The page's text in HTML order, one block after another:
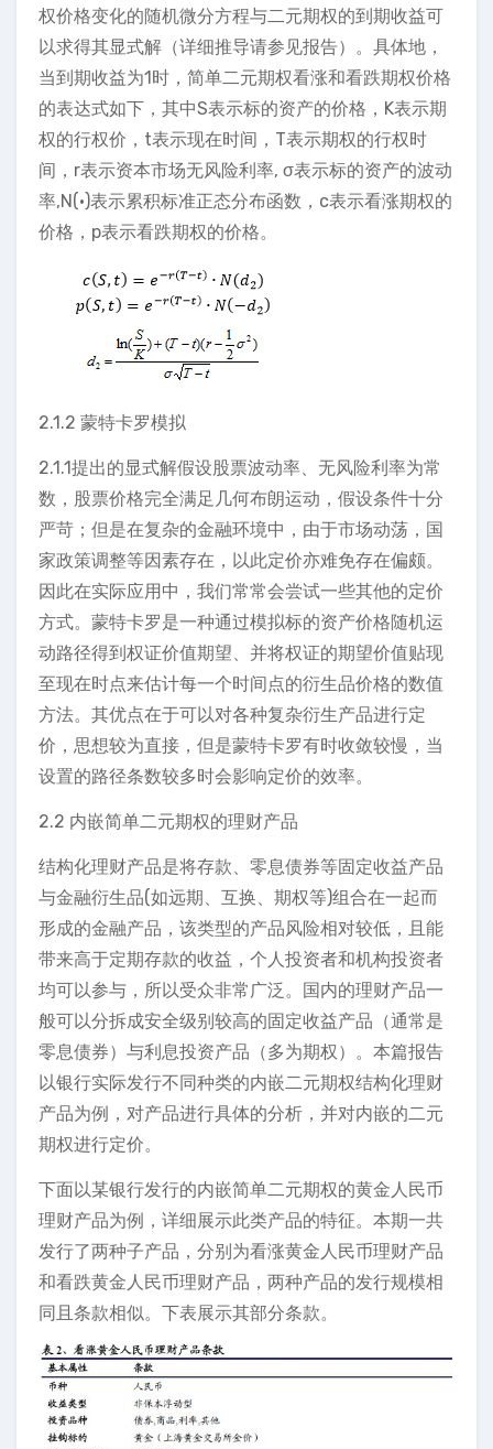
权价格变化的随机微分方程与二元期权的到期收益可
以求得其显式解（详细推导请参见报告）。具体地，
当到期收益为1时，简单二元期权看涨和看跌期权价格
的表达式如下，其中S表示标的资产的价格，K表示期
权的行权价，t表示现在时间，T表示期权的行权时
间，r表示资本市场无风险利率, σ表示标的资产的波动
率,N(·)表示累积标准正态分布函数，c表示看涨期权的
价格，p表示看跌期权的价格。
2.1.2 蒙特卡罗模拟
2.1.1提出的显式解假设股票波动率、无风险利率为常
数，股票价格完全满足几何布朗运动，假设条件十分
严苛；但是在复杂的金融环境中，由于市场动荡，国
家政策调整等因素存在，以此定价亦难免存在偏颇。
因此在实际应用中，我们常常会尝试一些其他的定价
方式。蒙特卡罗是一种通过模拟标的资产价格随机运
动路径得到权证价值期望、并将权证的期望价值贴现
至现在时点来估计每一个时间点的衍生品价格的数值
方法。其优点在于可以对各种复杂衍生产品进行定
价，思想较为直接，但是蒙特卡罗有时收敛较慢，当
设置的路径条数较多时会影响定价的效率。
2.2 内嵌简单二元期权的理财产品
结构化理财产品是将存款、零息债券等固定收益产品
与金融衍生品(如远期、互换、期权等)组合在一起而
形成的金融产品，该类型的产品风险相对较低，且能
带来高于定期存款的收益，个人投资者和机构投资者
均可以参与，所以受众非常广泛。国内的理财产品一
般可以分拆成安全级别较高的固定收益产品（通常是
零息债券）与利息投资产品（多为期权）。本篇报告
以银行实际发行不同种类的内嵌二元期权结构化理财
产品为例，对产品进行具体的分析，并对内嵌的二元
期权进行定价。
下面以某银行发行的内嵌简单二元期权的黄金人民币
理财产品为例，详细展示此类产品的特征。本期一共
发行了两种子产品，分别为看涨黄金人民币理财产品
和看跌黄金人民币理财产品，两种产品的发行规模相
同且条款相似。下表展示其部分条款。